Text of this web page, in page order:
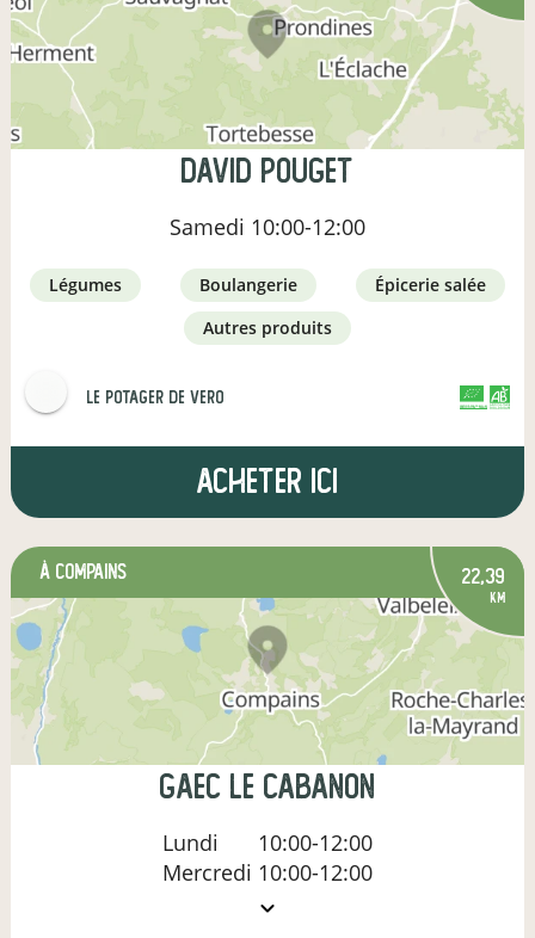
david pouget
Samedi 10:00-12:00
légumes boulangerie
épicerie salée
autres produits
Le potager de vero CERTIFIÉ PAR FR-BIO-01
AGRICULTURE FRANCE
Acheter ici
à Compains 22,39
km
gaec le cabanon
Lundi
10:00-12:00
Mercredi 10:00-12:00